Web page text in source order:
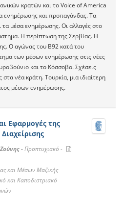
κρατών και το Voice of America
ενημέρωσης και προπαγάνδας. Τα
τα μέσα ενημέρωσης. Οι αλλαγές στο
Η περίπτωση της Σερβίας. Η
O αγώνας του Β92 κατά του
των μέσων ενημέρωσης στις νέες
και το Κόσσοβο. Σχέσεις
νέα κράτη. Τουρκία, μια ιδιαίτερη
μέσων ενημέρωσης.
Εφαρμογές της
-Προπτυχιακό -
και Μέσων Μαζικής
και Καποδιστριακό